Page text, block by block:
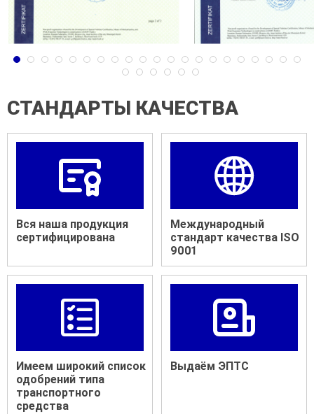
СТАНДАРТЫ КАЧЕСТВА
Вся наша продукция
сертифицирована
Международный
стандарт качества ISO
9001
Имеем широкий список
одобрений типа
транспортного
средства
Выдаём ЭПТС